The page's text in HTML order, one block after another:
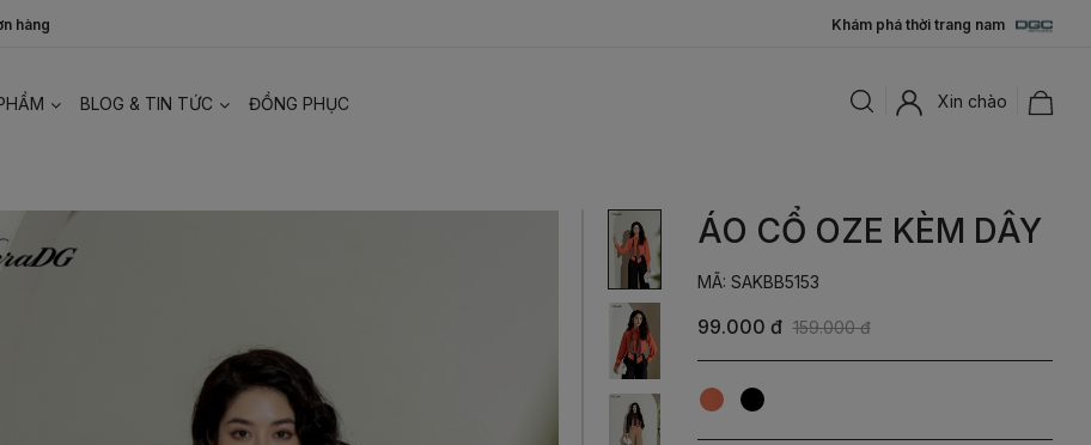
hàng Khám phá thời trang nam
BLOG & TIN TỨC ĐỒNG PHỤC Xin chào
ÁO CỔ OZE KÈM DÂY
MÃ: SAKBB5153
99.000 đ 159.000 đ
Cam Đen